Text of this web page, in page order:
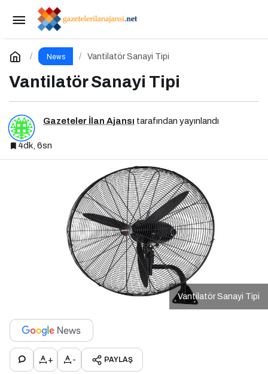
News Vantilatör Sanayi Tipi
Vantilatör Sanayi Tipi
Gazeteler İlan Ajansı tarafından yayınlandı
4dk, 6sn
Vantilatör Sanayi Tipi
+ - PAYLAŞ
Sticker Baskı